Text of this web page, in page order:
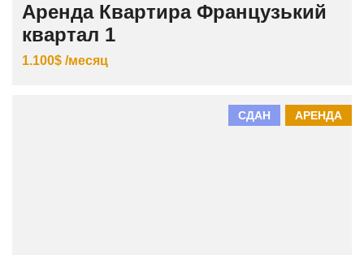
Аренда Квартира Французький
квартал 1
1.100$ /месяц
АРЕНДА
СДАН